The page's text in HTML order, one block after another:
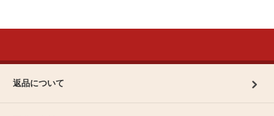
返品について